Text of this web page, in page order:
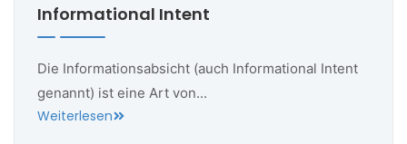
Informational Intent
Die Informationsabsicht (auch Informational Intent
genannt) ist eine Art von...
Weiterlesen